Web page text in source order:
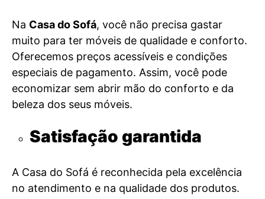
Na Casa do Sofá, você não precisa gastar
muito para ter móveis de qualidade e conforto.
Oferecemos preços acessíveis e condições
especiais de pagamento. Assim, você pode
economizar sem abrir mão do conforto e da
beleza dos seus móveis.
Satisfação garantida
A Casa do Sofá é reconhecida pela excelência
no atendimento e na qualidade dos produtos.